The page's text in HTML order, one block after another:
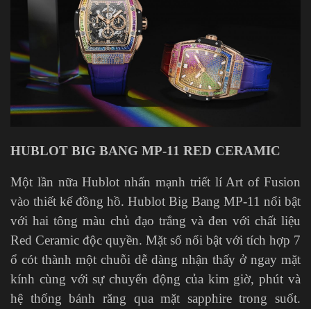
HUBLOT BIG BANG MP-11 RED CERAMIC
Một lần nữa Hublot nhấn mạnh triết lí Art of Fusion
vào thiết kế đồng hồ. Hublot Big Bang MP-11 nổi bật
với hai tông màu chủ đạo trắng và đen với chất liệu
Red Ceramic độc quyền. Mặt số nổi bật với tích hợp 7
ổ cót thành một chuỗi dễ dàng nhận thấy ở ngay mặt
kính cùng với sự chuyển động của kim giờ, phút và
hệ thống bánh răng qua mặt sapphire trong suốt.